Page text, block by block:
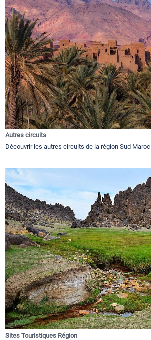
Autres circuits
Découvrir les autres circuits de la région Sud Maroc
Sites Touristiques Région